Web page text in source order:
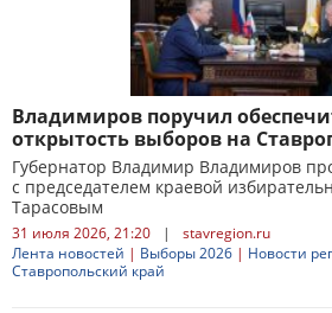
Владимиров поручил
открытость выборов на
Губернатор Владимир Владимиров
с председателем краевой
Тарасовым
31 июля 2026, 21:20 |
stavregion.ru
Лента новостей | Выборы 2026 | Новости
Ставропольский край